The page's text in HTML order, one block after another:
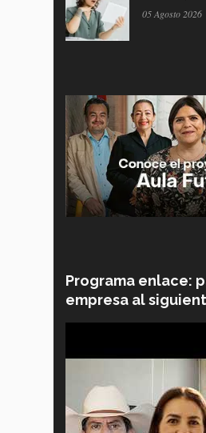
05 Agosto 2026
Programa enlace:
empresa al